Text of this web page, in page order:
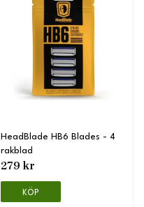
HeadBlade HB6 Blades - 4
rakblad
279 kr
KÖP